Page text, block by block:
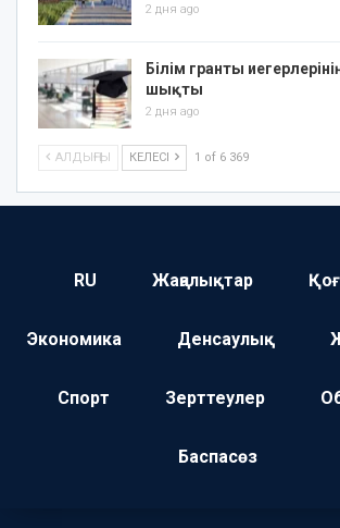
2 дня ago
Білім гранты
шықты
2 дня ago
АЛДЫҢҒЫ КЕЛЕСІ 1 of 6 369
RU Жаңалықтар
Экономика Денсаулық
Спорт Зерттеулер
Баспасөз